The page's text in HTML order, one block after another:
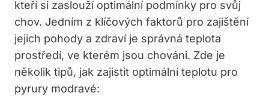
kteří si zaslouží optimální podmínky pro svůj
chov. ​Jedním z klíčových faktorů pro zajištění
jejich pohody a zdraví je ‍správná ‌teplota
prostředí, ve kterém jsou‍ chováni. Zde je
několik tipů, jak⁤ zajistit optimální‍ teplotu pro
pyrury modravé: